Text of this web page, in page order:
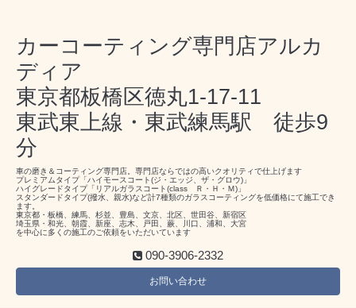
カーコーティング専門店アルカ
ディア
東京都板橋区徳丸1-17-11
東武東上線・東武練馬駅 徒歩9
分
車の磨き＆コーティング専門店。専門店ならではの高いクオリティで仕上げます
プレミアムタイプ「ハイモースコート(ジ・エッジ、ザ・グロウ)」
ハイグレードタイプ「リアルガラスコート(class Ｒ・Ｈ・Ｍ)」
スタンダードタイプ(撥水、親水)など計7種類のガラスコーティングを低価格にて施工でき
ます。
東京都・板橋、練馬、杉並、豊島、文京、北区、世田谷、新宿区
埼玉県・和光、朝霞、新座、志木、戸田、蕨、川口、浦和、大宮
を中心に多くの施工のご依頼をいただいています
090-3906-2332
お問い合わせ